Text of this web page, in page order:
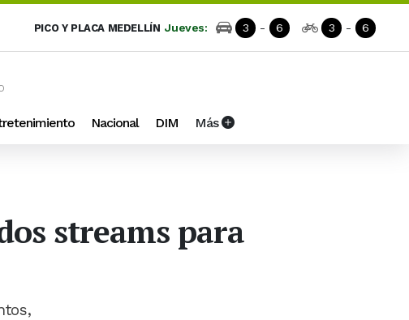
PICO Y PLACA MEDELLÍN Jueves: 3 - 6 3 - 6
Nacional DIM Más
streams para